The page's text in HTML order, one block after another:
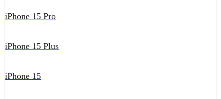
iPhone 15 Pro
iPhone 15 Plus
iPhone 15